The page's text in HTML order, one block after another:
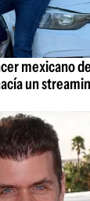
mexicano
un